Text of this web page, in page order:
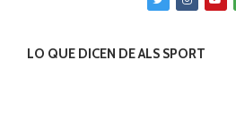
LO QUE DICEN DE ALS SPORT